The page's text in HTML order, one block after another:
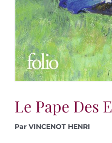
Le Pape Des
Par VINCENOT HENRI